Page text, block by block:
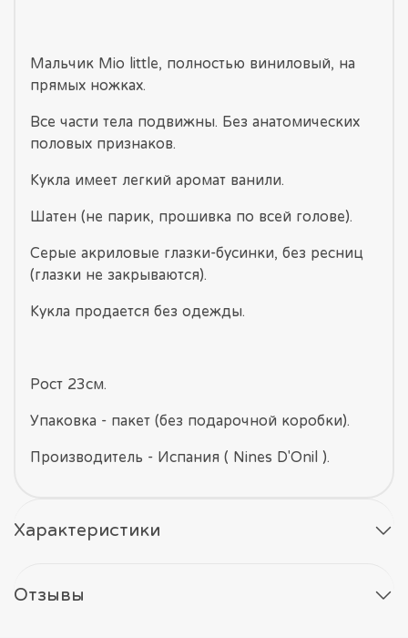
Мальчик Mio little, полностью виниловый, на
прямых ножках.
Все части тела подвижны. Без анатомических
половых признаков.
Кукла имеет легкий аромат ванили.
Шатен (не парик, прошивка по всей голове).
Серые акриловые глазки-бусинки, без ресниц
(глазки не закрываются).
Кукла продается без одежды.
Рост 23см.
Упаковка - пакет (без подарочной коробки).
Производитель - Испания ( Nines D'Onil ).
Характеристики
Отзывы